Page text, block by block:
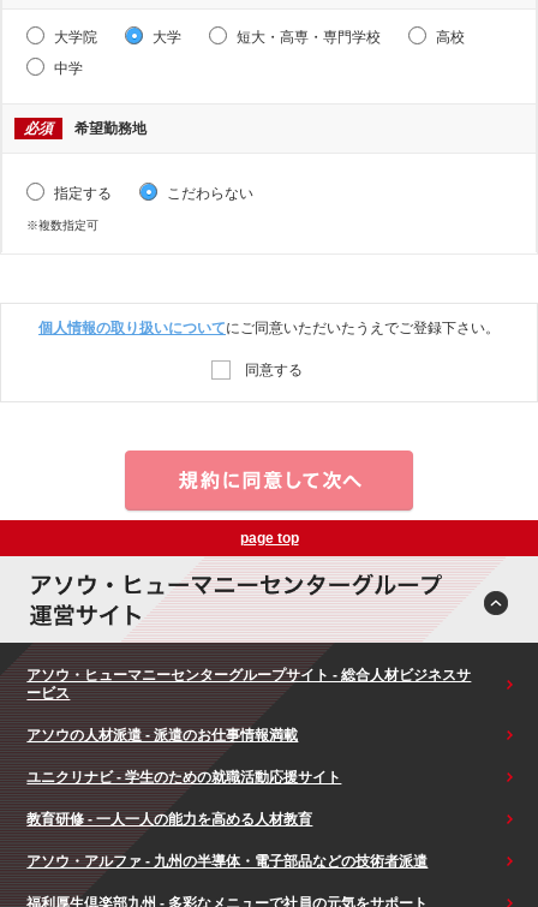
大学院 大学 短大・高専・専門学校
高校
中学
必須 希望勤務地
指定する こだわらない
※複数指定可
個人情報の取り扱いについてにご同意いただいたうえでご登録下さい。
同意する
page top
アソウ・ヒューマニーセンターグループサイト - 総合人材ビジネスサ
ービス
アソウの人材派遣 - 派遣のお仕事情報満載
ユニクリナビ - 学生のための就職活動応援サイト
教育研修 - 一人一人の能力を高める人材教育
アソウ・アルファ - 九州の半導体・電子部品などの技術者派遣
福利厚生倶楽部九州 - 多彩なメニューで社員の元気をサポート